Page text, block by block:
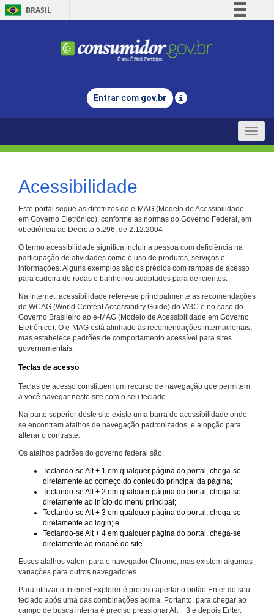
BRASIL
Comunica BR
Legislação
Entrar com gov.br
Toggle
Acessibilidade
Este portal segue as diretrizes do e-MAG (Modelo de Acessibilidade
em Governo Eletrônico), conforme as normas do Governo Federal, em
obediência ao Decreto 5.296, de 2.12.2004
O termo acessibilidade significa incluir a pessoa com deficiência na
participação de atividades como o uso de produtos, serviços e
informações. Alguns exemplos são os prédios com rampas de acesso
para cadeira de rodas e banheiros adaptados para deficientes.
Na internet, acessibilidade refere-se principalmente às recomendações
do WCAG (World Content Accessibility Guide) do W3C e no caso do
Governo Brasileiro ao e-MAG (Modelo de Acessibilidade em Governo
Eletrônico). O e-MAG está alinhado às recomendações internacionais,
mas estabelece padrões de comportamento acessível para sites
governamentais.
Teclas de acesso
Teclas de acesso constituem um recurso de navegação que permitem
a você navegar neste site com o seu teclado.
Na parte superior deste site existe uma barra de acessibilidade onde
se encontram atalhos de navegação padronizados, e a opção para
alterar o contraste.
Os atalhos padrões do governo federal são:
Teclando-se Alt + 1 em qualquer página do portal, chega-se
diretamente ao começo do conteúdo principal da página;
Teclando-se Alt + 2 em qualquer página do portal, chega-se
diretamente ao início do menu principal;
Teclando-se Alt + 3 em qualquer página do portal, chega-se
diretamente ao login; e
Teclando-se Alt + 4 em qualquer página do portal, chega-se
diretamente ao rodapé do site.
Esses atalhos valem para o navegador Chrome, mas existem algumas
variações para outros navegadores.
Para utilizar o Internet Explorer é preciso apertar o botão Enter do seu
teclado após uma das combinações acima. Portanto, para chegar ao
campo de busca interna é preciso pressionar Alt + 3 e depois Enter.